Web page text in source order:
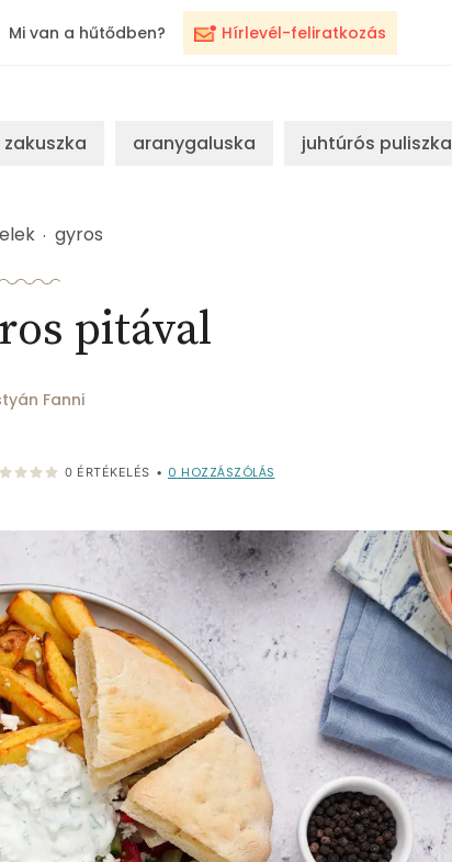
Hírlevél-feliratkozás
Mi van a hűtődben?
zakuszka aranygaluska juhtúrós puliszka
gyros
pitával
Fanni
0 ÉRTÉKELÉS • 0 HOZZÁSZÓLÁS